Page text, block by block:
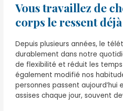
Vous travaillez de
corps le ressent déjà
Depuis plusieurs années, le
durablement dans notre
de flexibilité et réduit les
également modifié nos
personnes passent aujourd’hui
assises chaque jour, souvent